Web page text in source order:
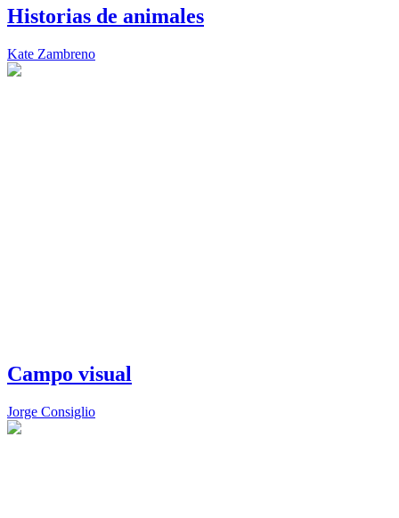
Historias de animales
Kate Zambreno
Campo visual
Jorge Consiglio